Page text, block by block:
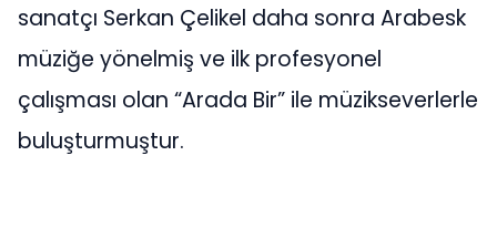
sanatçı Serkan Çelikel daha sonra Arabesk
müziğe yönelmiş ve ilk profesyonel
çalışması olan “Arada Bir” ile müzikseverlerle
buluşturmuştur.